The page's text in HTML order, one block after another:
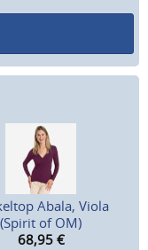
Abala, Viola
(Spirit of OM)
68,95 €